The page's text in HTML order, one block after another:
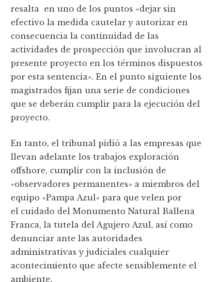
resalta en uno de los puntos «dejar sin
efectivo la medida cautelar y autorizar en
consecuencia la continuidad de las
actividades de prospección que involucran al
presente proyecto en los términos dispuestos
por esta sentencia». En el punto siguiente los
magistrados fijan una serie de condiciones
que se deberán cumplir para la ejecución del
proyecto.
En tanto, el tribunal pidió a las empresas que
llevan adelante los trabajos exploración
offshore, cumplir con la inclusión de
«observadores permanentes» a miembros del
equipo «Pampa Azul» para que velen por
el cuidado del Monumento Natural Ballena
Franca, la tutela del Agujero Azul, así como
denunciar ante las autoridades
administrativas y judiciales cualquier
acontecimiento que afecte sensiblemente el
ambiente.